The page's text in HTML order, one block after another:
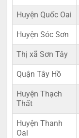
Huyện Quốc Oai
Huyện Sóc Sơn
Thị xã Sơn Tây
Quận Tây Hồ
Huyện Thạch
Thất
Huyện Thanh
Oai